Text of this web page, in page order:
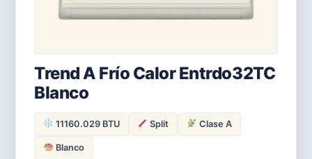
Trend A Frío Calor Entrdo32TC
Blanco
11160.029 BTU Split Clase A
Blanco